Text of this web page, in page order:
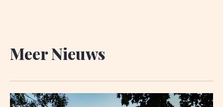
Meer Nieuws